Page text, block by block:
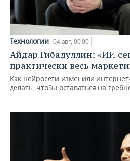
Технологии 04 авг, 00:00
Айдар Гибадуллин: «ИИ
практически весь
Как нейросети изменили
делать, чтобы оставаться на